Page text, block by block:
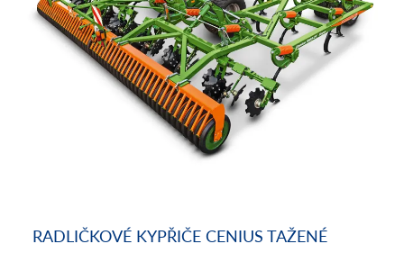
RADLIČKOVÉ KYPŘIČE CENIUS TAŽENÉ